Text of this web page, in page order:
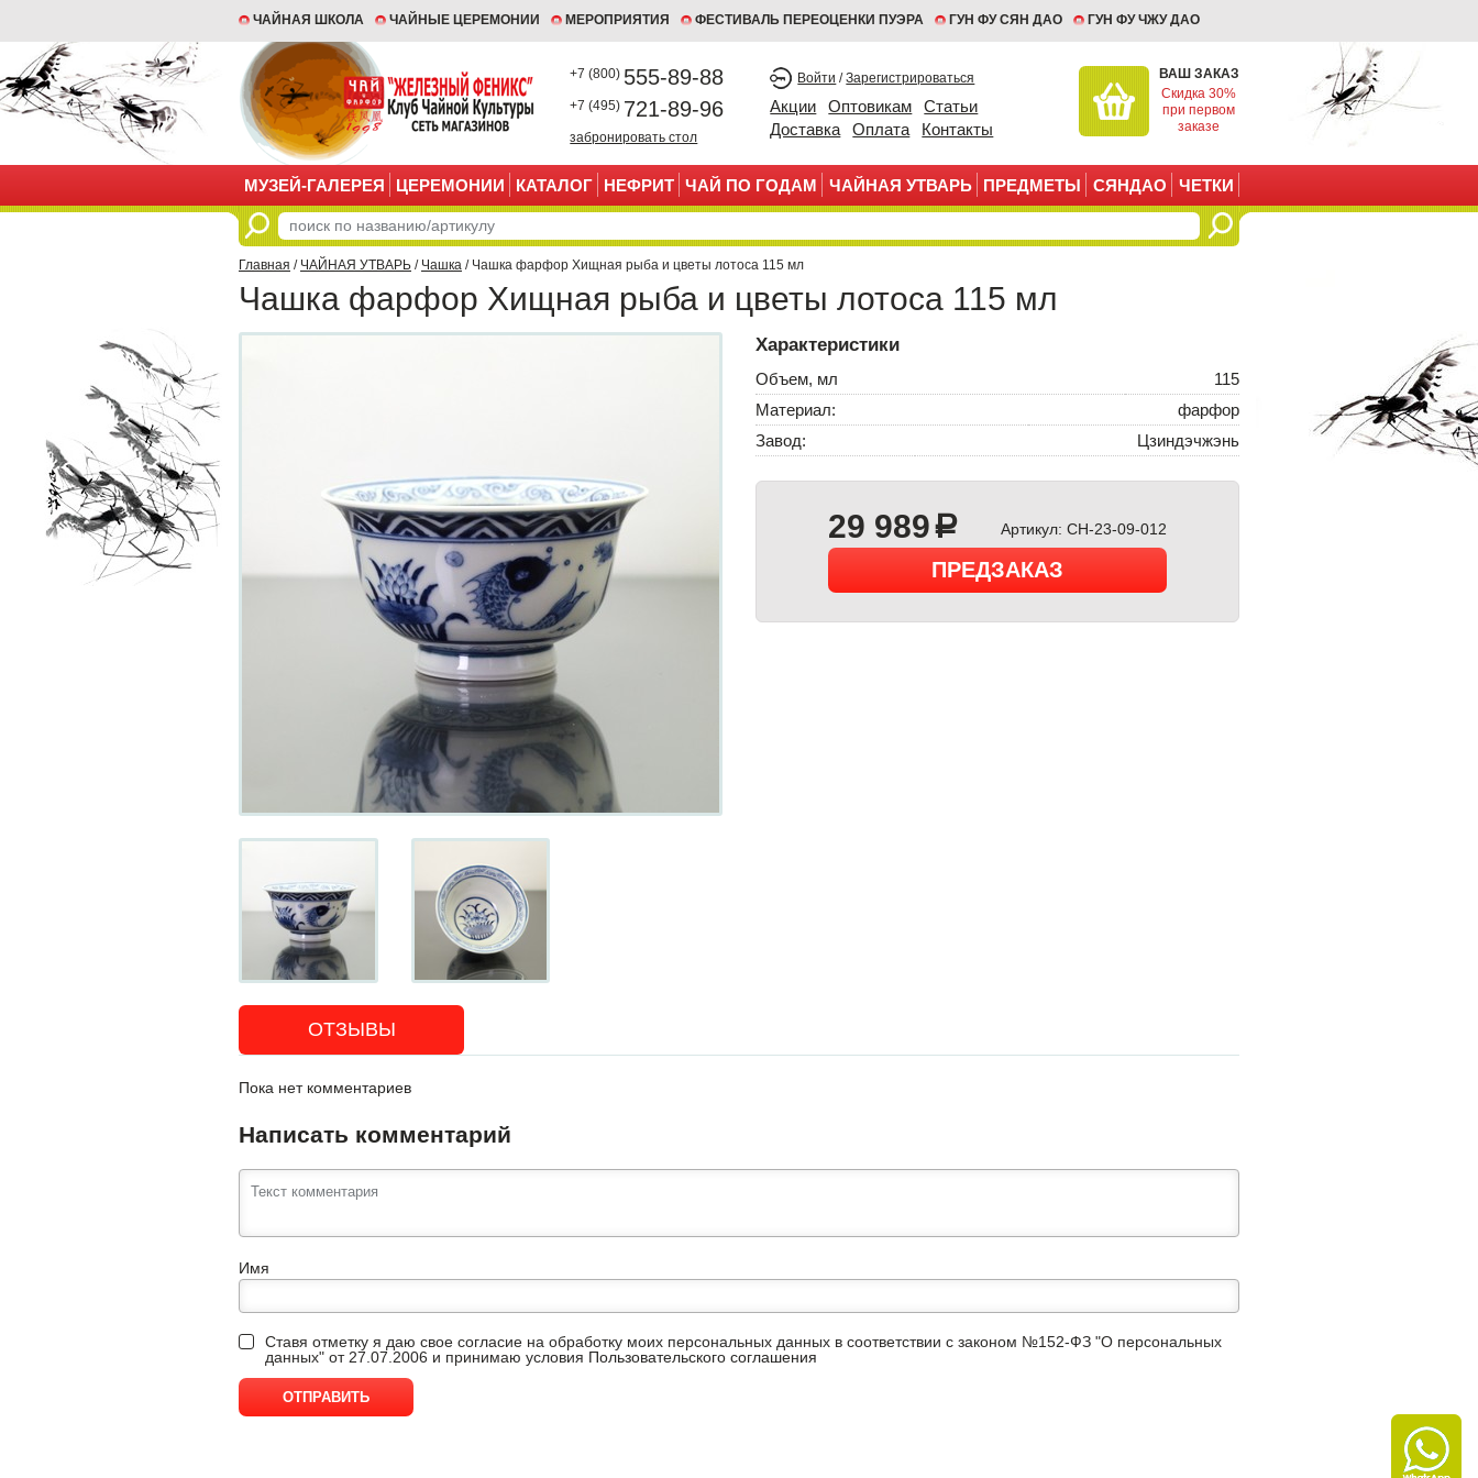
ЧАЙНАЯ ШКОЛА ЧАЙНЫЕ ЦЕРЕМОНИИ МЕРОПРИЯТИЯ ФЕСТИВАЛЬ ПЕРЕОЦЕНКИ ПУЭРА ГУН ФУ СЯН ДАО ГУН ФУ ЧЖУ ДАО
+7 (800) 555-89-88
+7 (495) 721-89-96
забронировать стол
Войти /Зарегистрироваться
Акции Оптовикам
Статьи
Доставка
Оплата Контакты
ВАШ ЗАКАЗ
Скидка 30%
при первом
заказе
МУЗЕЙ-ГАЛЕРЕЯ ЦЕРЕМОНИИ КАТАЛОГ НЕФРИТ ЧАЙ ПО ГОДАМ ЧАЙНАЯ УТВАРЬ ПРЕДМЕТЫ СЯНДАО ЧЕТКИ
Главная / ЧАЙНАЯ УТВАРЬ / Чашка / Чашка фарфор Хищная рыба и цветы лотоса 115 мл
Чашка фарфор Хищная рыба и цветы лотоса 115 мл
Характеристики
Объем, мл
115
Материал:
фарфор
Завод:
Цзиндэчжэнь
29 989 a Артикул: CH-23-09-012
ПРЕДЗАКАЗ
ОТЗЫВЫ
Пока нет комментариев
Написать комментарий
Имя
Ставя отметку я даю свое согласие на обработку моих персональных данных в соответствии с законом №152-ФЗ "О персональных
данных" от 27.07.2006 и принимаю условия Пользовательского соглашения